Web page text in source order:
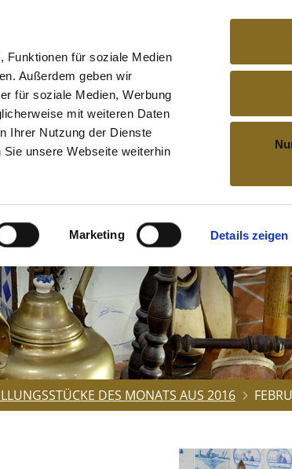
Funktionen für soziale Medien
Außerdem geben wir
für soziale Medien, Werbung
mit weiteren Daten
Ihrer Nutzung der Dienste
unsere Webseite weiterhin
Marketing Details zeigen
VERANSTALTUNGEN BESUCH
DES MONATS AUS 2016